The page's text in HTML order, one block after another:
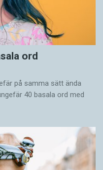
ord
på samma sätt ända
40 basala ord med